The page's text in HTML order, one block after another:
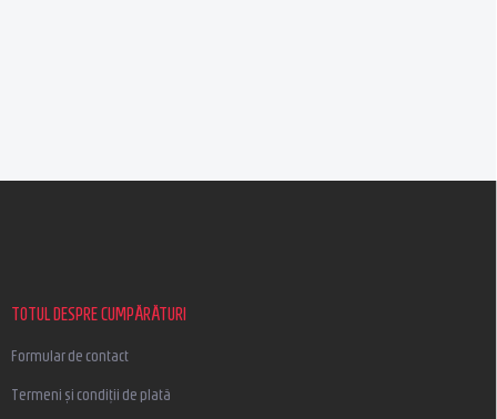
TOTUL DESPRE CUMPĂRĂTURI
Formular de contact
Termeni și condiții de plată